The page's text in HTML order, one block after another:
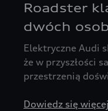
Roadster
dwóch
Elektryczne Audi
że w przyszłości
przestrzenią
Dowiedz się więcej